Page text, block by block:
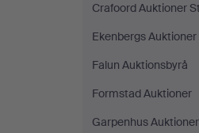
Crafoord Auktioner
Ekenbergs Auktioner
Falun Auktionsbyrå
Formstad Auktioner
Garpenhus Auktioner